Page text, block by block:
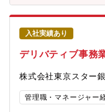
近く、アットホームさ
環境で裁量権をもって
っております。※「保険
採用比率98％（2022年
で事業を展開する世界
中心に海外では広く知
ブグループは時価総額最
間で8倍の成長を遂げて
気はフラットでマネジメ
社員同士がコミュニケー
穏やかな社員が多く、オ
り組んでいただけます
1,105.6% と高い支払い
支払い 能力の充実の状
入社実績あり
デリバティブ事務
株式会社東京スター
管理職・マネージャー